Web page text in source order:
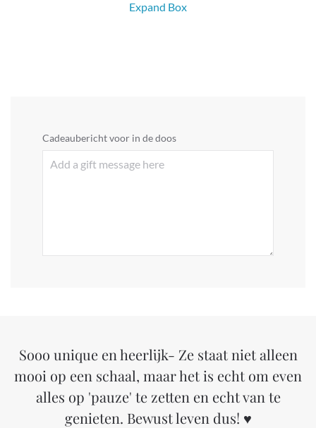
Expand Box
Cadeaubericht voor in de doos
Sooo unique en heerlijk- Ze staat niet alleen
mooi op een schaal, maar het is echt om even
alles op 'pauze' te zetten en echt van te
genieten. Bewust leven dus! ♥